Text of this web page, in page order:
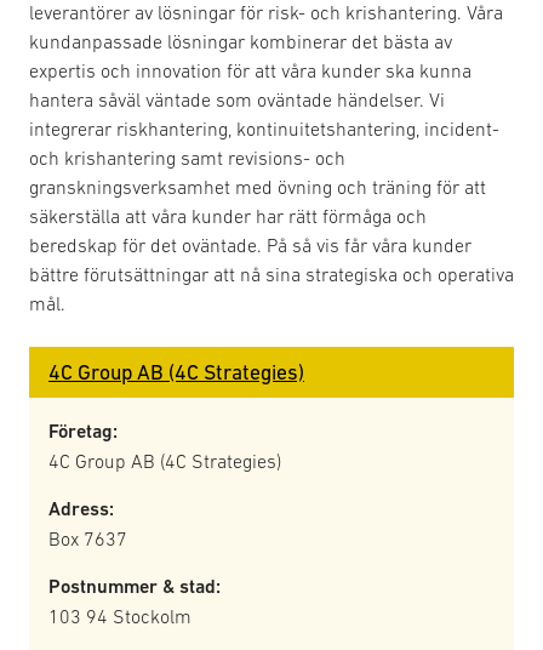
leverantörer av lösningar för risk- och krishantering. Våra
kundanpassade lösningar kombinerar det bästa av
expertis och innovation för att våra kunder ska kunna
hantera såväl väntade som oväntade händelser. Vi
integrerar riskhantering, kontinuitetshantering, incident-
och krishantering samt revisions- och
granskningsverksamhet med övning och träning för att
säkerställa att våra kunder har rätt förmåga och
beredskap för det oväntade. På så vis får våra kunder
bättre förutsättningar att nå sina strategiska och operativa
mål.
4C Group AB (4C Strategies)
Företag:
4C Group AB (4C Strategies)
Adress:
Box 7637
Postnummer & stad:
103 94 Stockolm